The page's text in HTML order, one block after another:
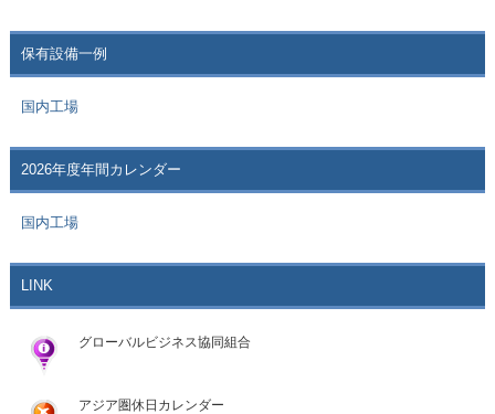
保有設備一例
国内工場
2026年度年間カレンダー
国内工場
LINK
グローバルビジネス協同組合
アジア圏休日カレンダー